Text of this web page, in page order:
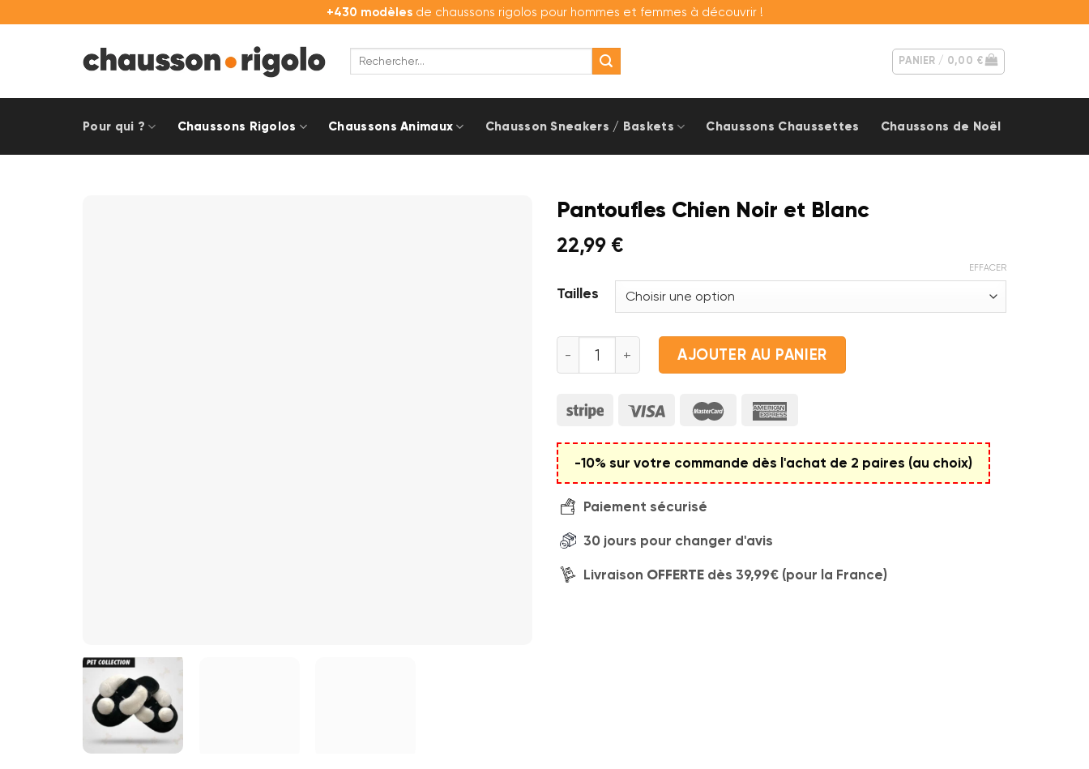
au
+430 modèlesde chaussons rigolos pour hommes et femmes à découvrir !
Recherche
PANIER / 0,00 €
Pour qui ? Chaussons Rigolos Chaussons Animaux Chausson Sneakers / Baskets Chaussons Chaussettes Chaussons de Noël
Pantoufles Chien Noir et Blanc
22,99 €
Tailles
EFFACER
quantité de Pantoufles Chien Noir et Blanc
AJOUTER AU PANIER
-10% sur votre commande dès l'achat de 2 paires (au choix)
Paiement sécurisé
30 jours pour changer d'avis
Livraison OFFERTE dès 39,99€ (pour la France)